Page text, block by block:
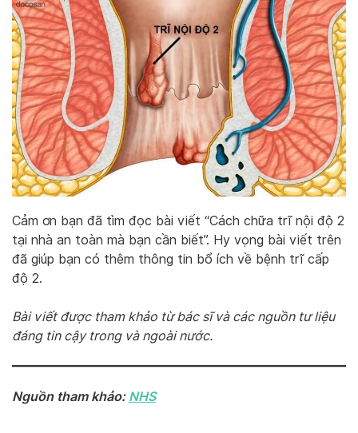
Cảm ơn bạn đã tìm đọc bài viết “Cách chữa trĩ nội độ 2
tại nhà an toàn mà bạn cần biết”. Hy vọng bài viết trên
đã giúp bạn có thêm thông tin bổ ích về bệnh trĩ cấp
độ 2.
Bài viết được tham khảo từ bác sĩ và các nguồn tư liệu
đáng tin cậy trong và ngoài nước.
Nguồn tham khảo: NHS